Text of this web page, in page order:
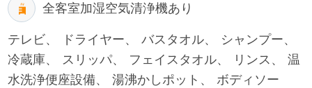
全客室加湿空気清浄機あり
テレビ ドライヤー バスタオル
シャンプー
冷蔵庫
スリッパ フェイスタオル リンス
温
水洗浄便座設備
湯沸かしポット
ボディソー